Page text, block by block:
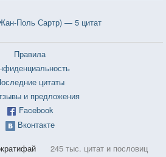
Поль Сартр) — 5 цитат
Правила
цитаты
и предложения
Facebook
Вконтакте
245 тыс. цитат и пословиц